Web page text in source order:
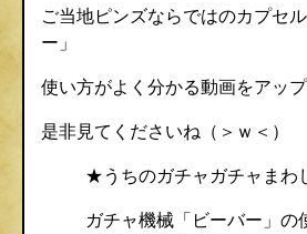
ご当地ピンズならではのカプセ
ー」
使い方がよく分かる動画をアッ
是非見てくださいね（＞ｗ＜）
★うちのガチャガチャま
ガチャ機械「ビーバー」の